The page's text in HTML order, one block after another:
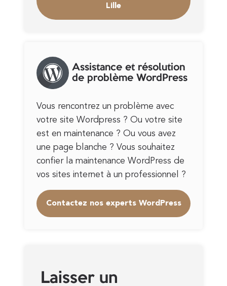
Lille
Assistance et résolution
de problème WordPress
Vous rencontrez un problème avec
votre site Wordpress ? Ou votre site
est en maintenance ? Ou vous avez
une page blanche ? Vous souhaitez
confier la maintenance WordPress de
vos sites internet à un professionnel ?
Contactez nos experts WordPress
Laisser un